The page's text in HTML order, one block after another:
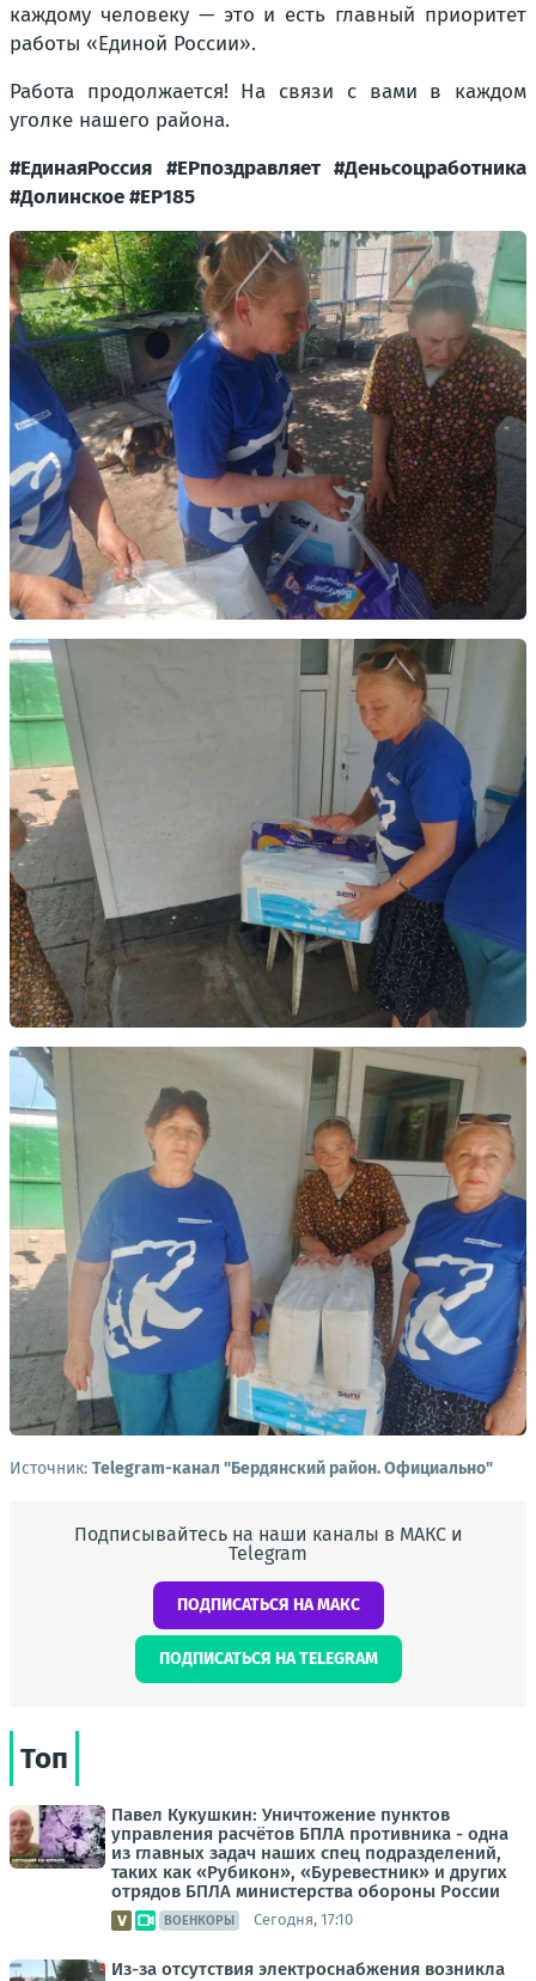
каждому человеку — это и есть главный приоритет
работы «Единой России».
Работа продолжается! На связи с вами в каждом
уголке нашего района.
#ЕдинаяРоссия #ЕРпоздравляет #Деньсоцработника
#Долинское #ЕР185
Источник: Telegram-канал "Бердянский район. Официально"
Подписывайтесь на наши каналы в МАКС и
Telegram
ПОДПИСАТЬСЯ НА МАКС
ПОДПИСАТЬСЯ НА TELEGRAM
Топ
Павел Кукушкин: Уничтожение пунктов
управления расчётов БПЛА противника - одна
из главных задач наших спец подразделений,
таких как «Рубикон», «Буревестник» и других
отрядов БПЛА министерства обороны России
ВОЕНКОРЫ Сегодня, 17:10
Из-за отсутствия электроснабжения возникла